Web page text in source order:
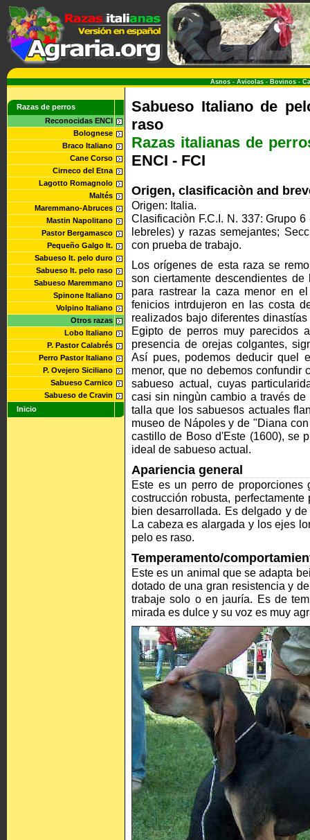
Asnos - Avicolas - Bovinos -
Razas de perros
Reconocidas ENCI
Bolognese
Braco Italiano
Cane Corso
Cirneco del Etna
Lagotto Romagnolo
Maltés
Maremmano-Abruces
Mastin Napolitano
Pastor Bergamasco
Pequeño Galgo It.
Sabueso It. pelo duro
Sabueso It. pelo raso
Sabueso Maremmano
Spinone Italiano
Volpino Italiano
Otros razas
Lobo Italiano
P. Pastor Calabrés
Perro Pastor Italiano
P. Ovejero Siciliano
Sabueso Carnico
Sabueso de Cravin
Inicio
Sabueso Italiano de
raso
Razas italianas de
ENCI - FCI
Origen, clasificaciòn and
Origen: Italia.
Clasificaciòn F.C.I. N. 337: Grupo
lebreles) y razas semejantes;
con prueba de trabajo.
Los orígenes de esta raza se
son ciertamente descendientes
para rastrear la caza menor en
fenicios intrdujeron en las costa
realizados bajo diferentes
Egipto de perros muy parecidos
presencia de orejas colgantes,
Así pues, podemos deducir quel
menor, que no debemos
sabueso actual, cuyas
casi sin ningùn cambio a través
talla que los sabuesos actuales
museo de Nápoles y de "Diana
castillo de Boso d'Este (1600), se
ideal de sabueso actual.
Apariencia general
Este es un perro de proporciones
costrucción robusta,
bien desarrollada. Es delgado y
La cabeza es alargada y los ejes
pelo es raso.
Temperamento/
Este es un animal que se adapta
dotado de una gran resistencia y
trabaje solo o en jauría. Es de
mirada es dulce y su voz es muy